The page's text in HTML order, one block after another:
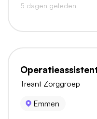
5 dagen geleden
Treant Zorggroep
Emmen